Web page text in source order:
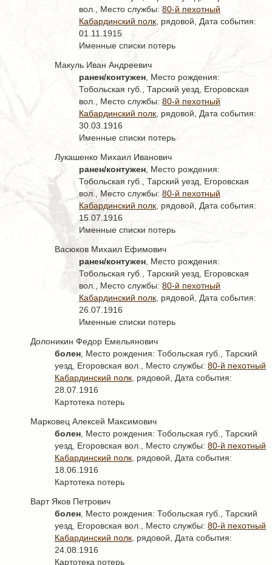
вол., Место службы: 80-й пехотный
Кабардинский полк , рядовой, Дата события:
01.11.1915
Именные списки потерь
Макуль Иван Андреевич
ранен/контужен , Место рождения:
Тобольская губ., Тарский уезд, Егоровская
вол., Место службы: 80-й пехотный
Кабардинский полк , рядовой, Дата события:
30.03.1916
Именные списки потерь
Лукашенко Михаил Иванович
ранен/контужен , Место рождения:
Тобольская губ., Тарский уезд, Егоровская
вол., Место службы: 80-й пехотный
Кабардинский полк , рядовой, Дата события:
15.07.1916
Именные списки потерь
Васюков Михаил Ефимович
ранен/контужен , Место рождения:
Тобольская губ., Тарский уезд, Егоровская
вол., Место службы: 80-й пехотный
Кабардинский полк , рядовой, Дата события:
26.07.1916
Именные списки потерь
Долоникин Федор Емельянович
болен , Место рождения: Тобольская губ., Тарский
уезд, Егоровская вол., Место службы: 80-й пехотный
Кабардинский полк , рядовой, Дата события:
28.07.1916
Картотека потерь
Марковец Алексей Максимович
болен , Место рождения: Тобольская губ., Тарский
уезд, Егоровская вол., Место службы: 80-й пехотный
Кабардинский полк , рядовой, Дата события:
18.06.1916
Картотека потерь
Варт Яков Петрович
болен , Место рождения: Тобольская губ., Тарский
уезд, Егоровская вол., Место службы: 80-й пехотный
Кабардинский полк , рядовой, Дата события:
24.08.1916
Картотека потерь